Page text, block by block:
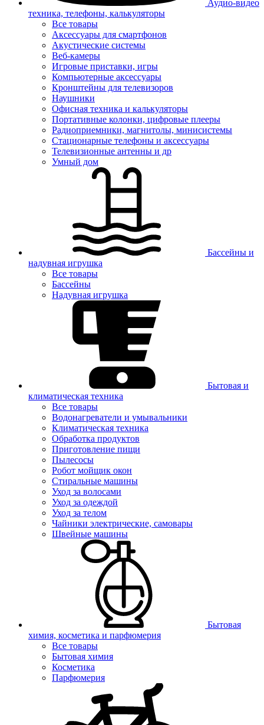
Аудио-видео
техника, телефоны, калькуляторы
Все товары
Аксессуары для смартфонов
Акустические системы
Веб-камеры
Игровые приставки, игры
Компьютерные аксессуары
Кронштейны для телевизоров
Наушники
Офисная техника и калькуляторы
Портативные колонки, цифровые плееры
Радиоприемники, магнитолы, минисистемы
Стационарные телефоны и аксессуары
Телевизионные антенны и др
Умный дом
Бассейны и
надувная игрушка
Все товары
Бассейны
Надувная игрушка
Бытовая и
климатическая техника
Все товары
Водонагреватели и умывальники
Климатическая техника
Обработка продуктов
Приготовление пищи
Пылесосы
Робот мойщик окон
Стиральные машины
Уход за волосами
Уход за одеждой
Уход за телом
Чайники электрические, самовары
Швейные машины
Бытовая
химия, косметика и парфюмерия
Все товары
Бытовая химия
Косметика
Парфюмерия